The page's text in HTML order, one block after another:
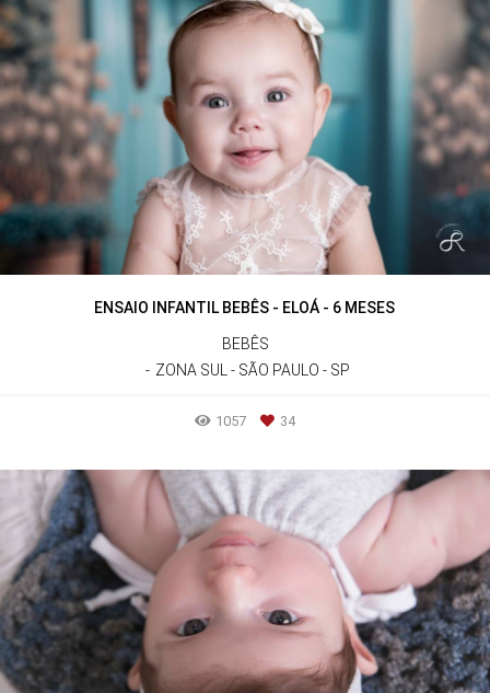
ENSAIO INFANTIL BEBÊS - ELOÁ - 6 MESES
BEBÊS
ZONA SUL - SÃO PAULO - SP
1057 34